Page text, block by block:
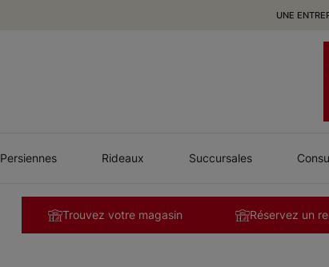
UNE
Persiennes Rideaux Succursales
Trouvez votre magasin Réservez un